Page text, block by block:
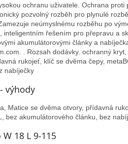
ochranu uživatele. Ochrana
pozvolný rozběh pro plynulé
neúmyslnému rozběhu po
inteligentním řešením pro přepravu a
akumulátorovými články a
. Rozsah dodávky. ochranný
rukojeť, klíč se dvěma čepy,
nabíječky
výhody
Matice se dvěma otvory, přídavná
bez akumulátorového článku, bez
18 L 9-115